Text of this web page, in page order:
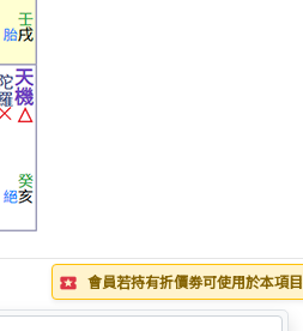
local_play 會員若持有折價劵可使用於本項目